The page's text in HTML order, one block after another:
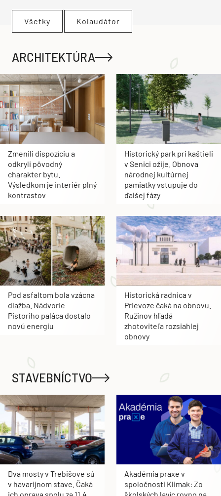
Všetky Kolaudátor
ARCHITEKTÚRA
Zmenili dispozíciu a
odkryli pôvodný
charakter bytu.
Výsledkom je interiér plný
kontrastov
Historický park pri kaštieli
v Senici ožije. Obnova
národnej kultúrnej
pamiatky vstupuje do
ďalšej fázy
Pod asfaltom bola vzácna
dlažba. Nádvorie
Pistoriho paláca dostalo
novú energiu
Historická radnica v
Prievoze čaká na obnovu.
Ružinov hľadá
zhotoviteľa rozsiahlej
obnovy
STAVEBNÍCTVO
Dva mosty v Trebišove sú
v havarijnom stave. Čaká
Akadémia praxe v
spoločnosti Klimak: Zo